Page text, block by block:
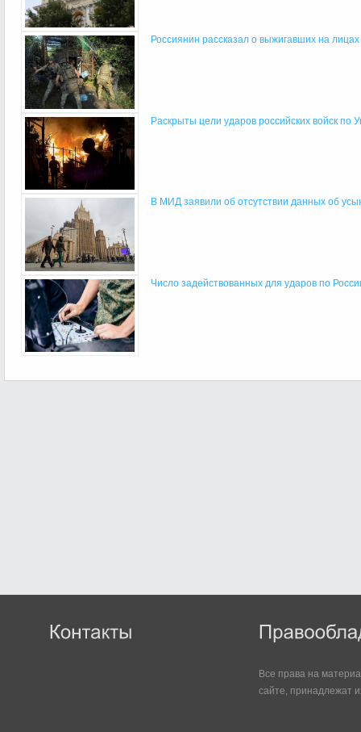
Россиянин рассказал о выжигавших на лицах
Раскрыты цели ударов российских войск по
В МИД заявили об отсутствии данных об
Число задействованных для ударов по
Все права на
сайте, принадлежат